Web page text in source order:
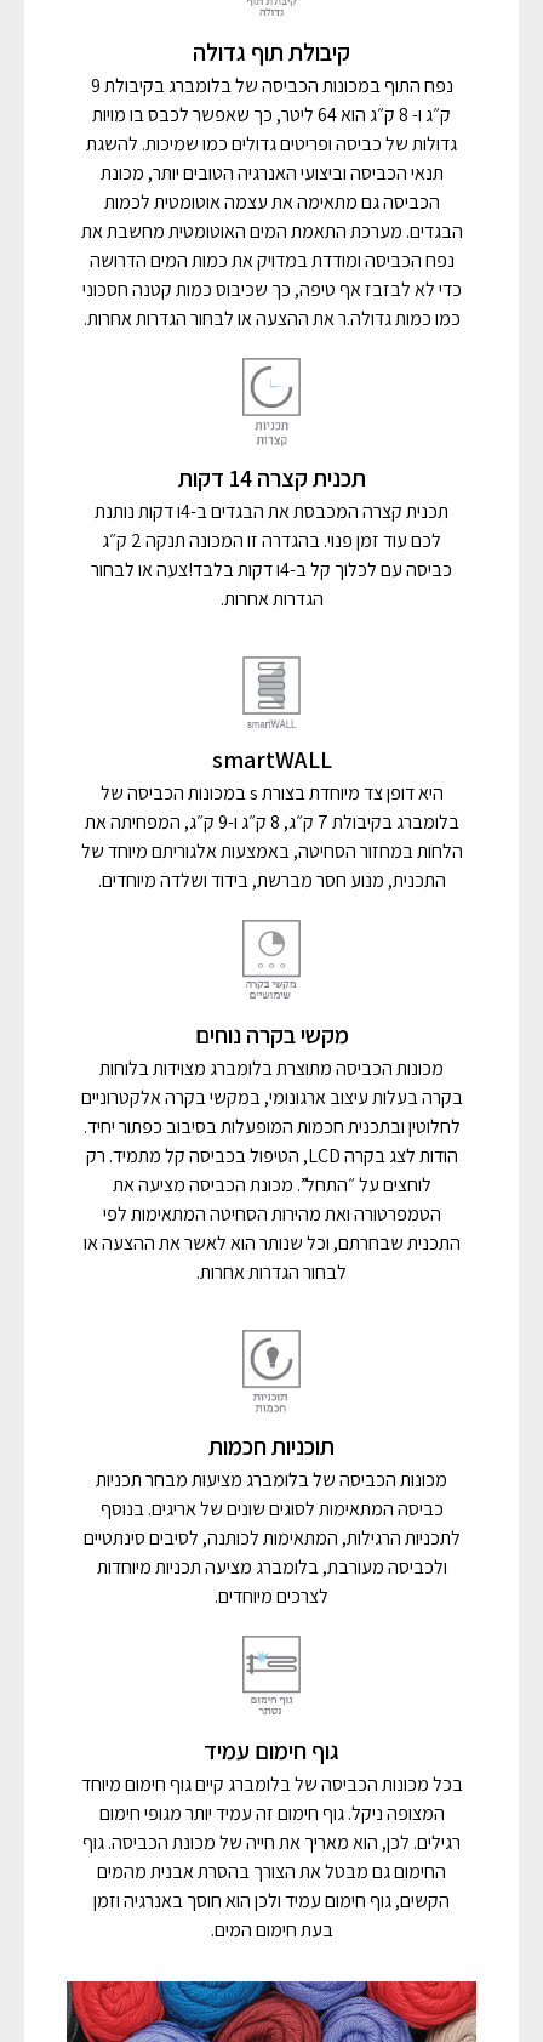
קיבולת תוף גדולה
נפח התוף במכונות הכביסה של בלומברג בקיבולת 9
ק״ג ו- 8 ק״ג הוא 64 ליטר, כך שאפשר לכבס בו מויות
גדולות של כביסה ופריטים גדולים כמו שמיכות. להשגת
תנאי הכביסה וביצועי האנרגיה הטובים יותר, מכונת
הכביסה גם מתאימה את עצמה אוטומטית לכמות
הבגדים. מערכת התאמת המים האוטומטית מחשבת את
נפח הכביסה ומודדת במדויק את כמות המים הדרושה
כדי לא לבזבז אף טיפה, כך שכיבוס כמות קטנה חסכוני
כמו כמות גדולה.ר את ההצעה או לבחור הגדרות אחרות.
תכנית קצרה 14 דקות
תכנית קצרה המכבסת את הבגדים ב-4ו דקות נותנת
לכם עוד זמן פנוי. בהגדרה זו המכונה תנקה 2 ק״ג
כביסה עם לכלוך קל ב-4ו דקות בלבד!צעה או לבחור
הגדרות אחרות.
smartWALL
היא דופן צד מיוחדת בצורת s במכונות הכביסה של
בלומברג בקיבולת 7 ק״ג, 8 ק״ג ו-9 ק״ג, המפחיתה את
הלחות במחזור הסחיטה, באמצעות אלגוריתם מיוחד של
התכנית, מנוע חסר מברשת, בידוד ושלדה מיוחדים.
מקשי בקרה נוחים
מכונות הכביסה מתוצרת בלומברג מצוידות בלוחות
בקרה בעלות עיצוב ארגונומי, במקשי בקרה אלקטרוניים
לחלוטין ובתכנית חכמות המופעלות בסיבוב כפתור יחיד.
הודות לצג בקרה LCD, הטיפול בכביסה קל מתמיד. רק
לוחצים על ״התחל”. מכונת הכביסה מציעה את
הטמפרטורה ואת מהירות הסחיטה המתאימות לפי
התכנית שבחרתם, וכל שנותר הוא לאשר את ההצעה או
לבחור הגדרות אחרות.
תוכניות חכמות
מכונות הכביסה של בלומברג מציעות מבחר תכניות
כביסה המתאימות לסוגים שונים של אריגים. בנוסף
לתכניות הרגילות, המתאימות לכותנה, לסיבים סינתטיים
ולכביסה מעורבת, בלומברג מציעה תכניות מיוחדות
לצרכים מיוחדים.
גוף חימום עמיד
בכל מכונות הכביסה של בלומברג קיים גוף חימום מיוחד
המצופה ניקל. גוף חימום זה עמיד יותר מגופי חימום
רגילים. לכן, הוא מאריך את חייה של מכונת הכביסה. גוף
החימום גם מבטל את הצורך בהסרת אבנית מהמים
הקשים, גוף חימום עמיד ולכן הוא חוסך באנרגיה וזמן
בעת חימום המים.